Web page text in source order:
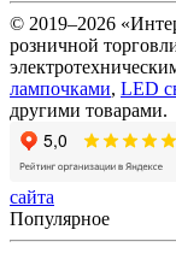
© 2019–2026
розничной
лампочками, LED
другими товарами.
сайта
Популярное